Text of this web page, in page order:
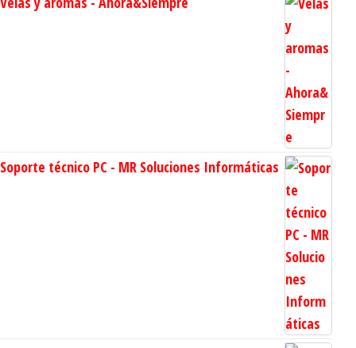
Soporte técnico PC - MR Soluciones Informáticas